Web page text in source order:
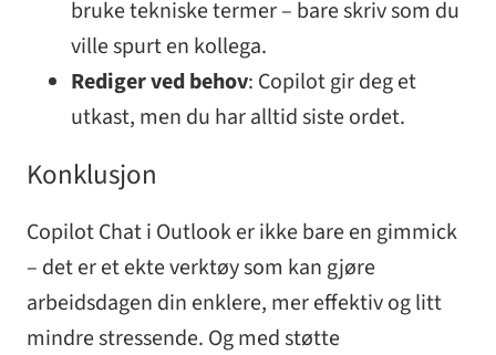
bruke tekniske termer – bare skriv som du
ville spurt en kollega.
Rediger ved behov: Copilot gir deg et
utkast, men du har alltid siste ordet.
Konklusjon
Copilot Chat i Outlook er ikke bare en gimmick
– det er et ekte verktøy som kan gjøre
arbeidsdagen din enklere, mer effektiv og litt
mindre stressende. Og med støtte